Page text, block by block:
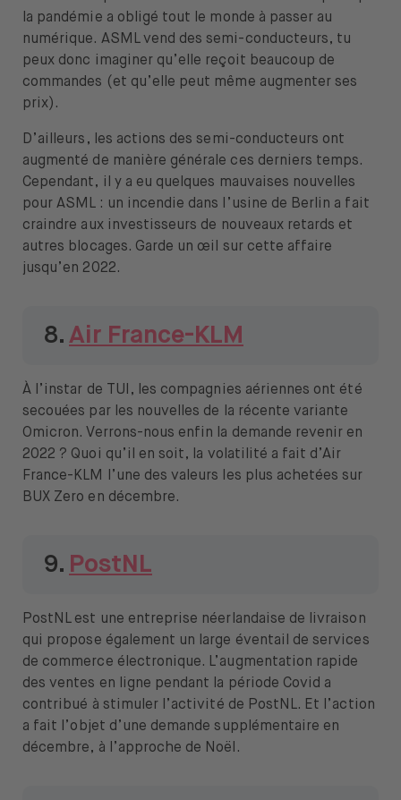
la pandémie a obligé tout le monde à passer au
numérique. ASML vend des semi-conducteurs, tu
peux donc imaginer qu’elle reçoit beaucoup de
commandes (et qu’elle peut même augmenter ses
prix).
D’ailleurs, les actions des semi-conducteurs ont
augmenté de manière générale ces derniers temps.
Cependant, il y a eu quelques mauvaises nouvelles
pour ASML : un incendie dans l’usine de Berlin a fait
craindre aux investisseurs de nouveaux retards et
autres blocages. Garde un œil sur cette affaire
jusqu’en 2022.
8. Air France-KLM
À l’instar de TUI, les compagnies aériennes ont été
secouées par les nouvelles de la récente variante
Omicron. Verrons-nous enfin la demande revenir en
2022 ? Quoi qu’il en soit, la volatilité a fait d’Air
France-KLM l’une des valeurs les plus achetées sur
BUX Zero en décembre.
9. PostNL
PostNL est une entreprise néerlandaise de livraison
qui propose également un large éventail de services
de commerce électronique. L’augmentation rapide
des ventes en ligne pendant la période Covid a
contribué à stimuler l’activité de PostNL. Et l’action
a fait l’objet d’une demande supplémentaire en
décembre, à l’approche de Noël.